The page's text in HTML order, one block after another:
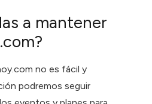
a mantener
no es fácil y
podremos seguir